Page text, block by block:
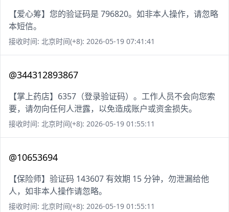
【爱心筹】您的验证码是 796820。如非本人操作，请忽略
本短信。
接收时间: 北京时间(+8): 2026-05-19 07:41:41
@344312893867
【掌上药店】6357（登录验证码）。工作人员不会向您索
要，请勿向任何人泄露，以免造成账户或资金损失。
接收时间: 北京时间(+8): 2026-05-19 01:55:11
@10653694
【保险师】验证码 143607 有效期 15 分钟，勿泄漏给他
人，如非本人操作请忽略。
接收时间: 北京时间(+8): 2026-05-19 01:55:11